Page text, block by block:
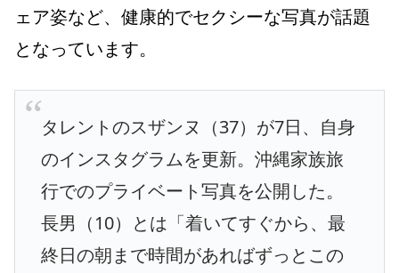
ェア姿など、健康的でセクシーな写真が話題
となっています。
タレントのスザンヌ（37）が7日、自身
のインスタグラムを更新。沖縄家族旅
行でのプライベート写真を公開した。
長男（10）とは「着いてすぐから、最
終日の朝まで時間があればずっとこの